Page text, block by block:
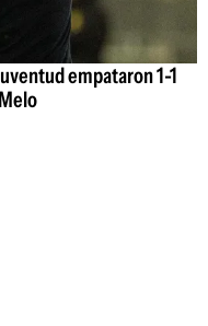
empataron 1-1